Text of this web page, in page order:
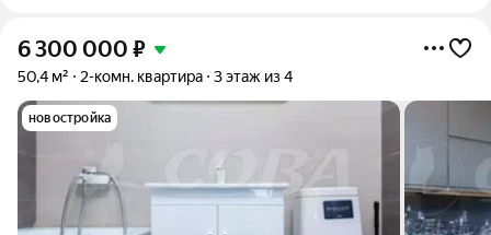
6 300 000 ₽
50,4 м² 2-комн. квартира 3 этаж из 4
новостройка